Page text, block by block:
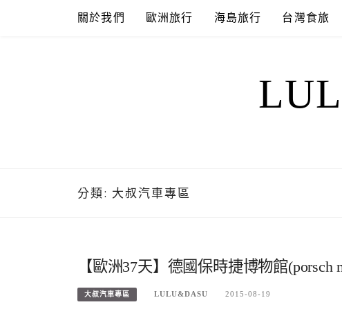
關於我們 歐洲旅行 海島旅行 台灣食旅
分類: 大叔汽車專區
【歐洲37天】德國保時捷博物館
大叔汽車專區 LULU&DASU 2015-08-19